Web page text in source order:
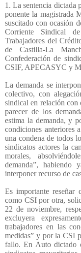
1. La sentencia dictada
ponente la magistrada
suscitado con ocasión
Corriente Sindical
Trabajadores del
de Castilla-La
Confederación de
CSIF, APECASYC y
La demanda se
colectivo, con
sindical en relación con
parecer de los
estima la demanda, y
condiciones anteriores
una condena de todos
sindicatos actores la
morales,
demanda”, habiendo
interponer recurso de
Es importante
como CSI por otra,
22 de noviembre,
excluyera
trabajadores en las
medidas” y por la CSI
fallo. En Auto dictado